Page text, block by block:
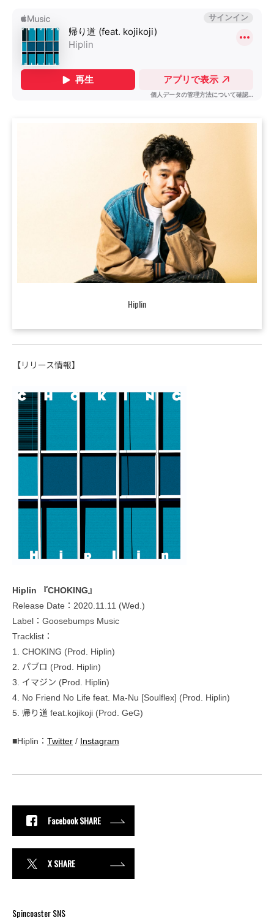
Hiplin
【リリース情報】
Hiplin 『CHOKING』
Release Date：2020.11.11 (Wed.)
Label：Goosebumps Music
Tracklist：
1. CHOKING (Prod. Hiplin)
2. パブロ (Prod. Hiplin)
3. イマジン (Prod. Hiplin)
4. No Friend No Life feat. Ma-Nu [Soulflex] (Prod. Hiplin)
5. 帰り道 feat.kojikoji (Prod. GeG)
■Hiplin： Twitter / Instagram
Facebook SHARE
X SHARE
Spincoaster SNS